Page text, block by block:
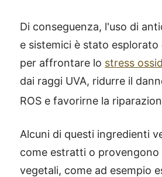
Di conseguenza, l'uso di
e sistemici è stato esplorato
per affrontare lo stress
dai raggi UVA, ridurre il
ROS e favorirne la
Alcuni di questi ingredienti
come estratti o
vegetali, come ad esempio